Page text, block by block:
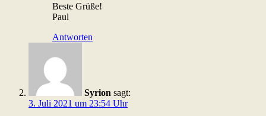
Beste Grüße!
Paul
Antworten
Syrion sagt:
3. Juli 2021 um 23:54 Uhr